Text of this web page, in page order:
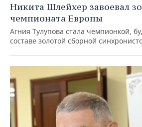
Никита Шлейхер завоевал
чемпионата Европы
Агния Тулупова стала чемпионкой,
составе золотой сборной